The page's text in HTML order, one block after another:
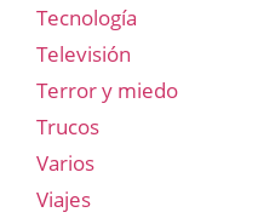
Tecnología
Televisión
Terror y miedo
Trucos
Varios
Viajes